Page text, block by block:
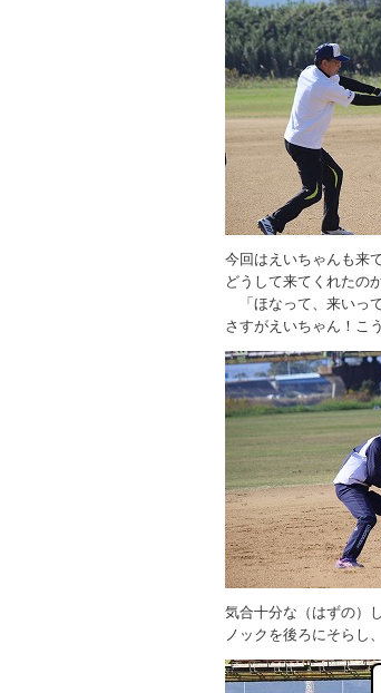
今回はえいちゃんも来
どうして来てくれたの
「ほなって、来いっ
さすがえいちゃん！こ
気合十分な（はずの）
ノックを後ろにそらし